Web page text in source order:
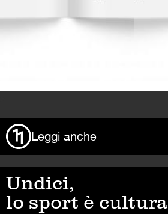
Leggi anche
Undici,
lo sport è cultura